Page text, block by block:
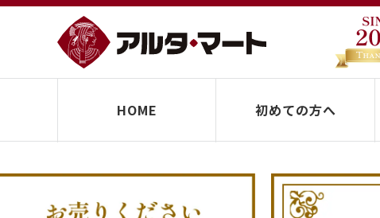
HOME 初めての方へ